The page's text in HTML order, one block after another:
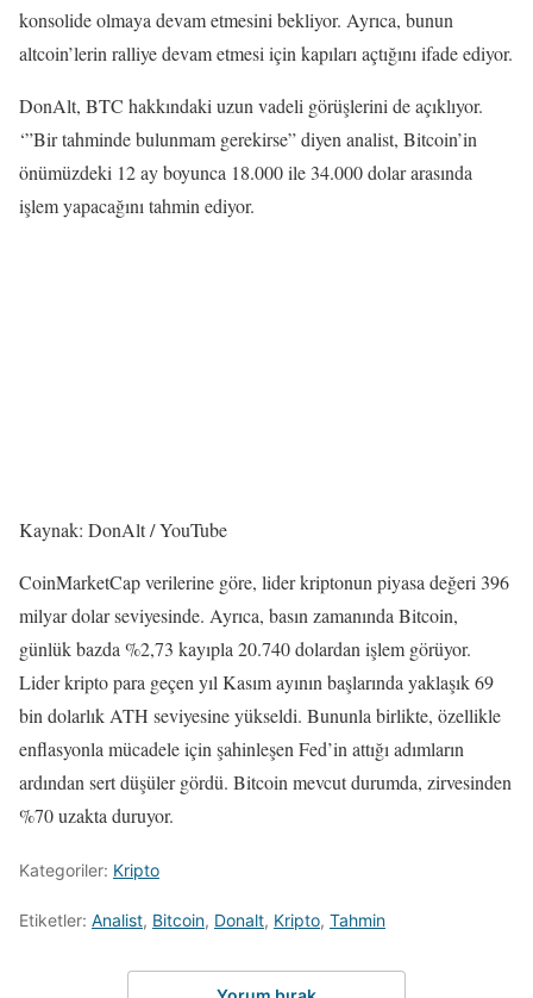
konsolide olmaya devam etmesini bekliyor. Ayrıca, bunun
altcoin’lerin ralliye devam etmesi için kapıları açtığını ifade ediyor.
DonAlt, BTC hakkındaki uzun vadeli görüşlerini de açıklıyor.
‘”Bir tahminde bulunmam gerekirse” diyen analist, Bitcoin’in
önümüzdeki 12 ay boyunca 18.000 ile 34.000 dolar arasında
işlem yapacağını tahmin ediyor.
Kaynak: DonAlt / YouTube
CoinMarketCap verilerine göre, lider kriptonun piyasa değeri 396
milyar dolar seviyesinde. Ayrıca, basın zamanında Bitcoin,
günlük bazda %2,73 kayıpla 20.740 dolardan işlem görüyor.
Lider kripto para geçen yıl Kasım ayının başlarında yaklaşık 69
bin dolarlık ATH seviyesine yükseldi. Bununla birlikte, özellikle
enflasyonla mücadele için şahinleşen Fed’in attığı adımların
ardından sert düşüler gördü. Bitcoin mevcut durumda, zirvesinden
%70 uzakta duruyor.
Kategoriler: Kripto
Etiketler: Analist, Bitcoin, Donalt, Kripto, Tahmin